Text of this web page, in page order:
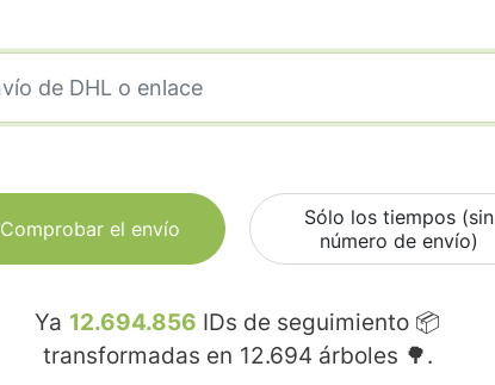
Comprobar el envío
Sólo los tiempos (sin
número de envío)
Ya 12.694.856 IDs de seguimiento 📦
transformadas en 12.694 árboles 🌳.